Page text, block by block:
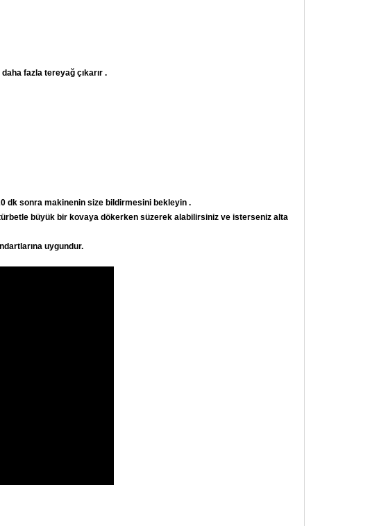
fazla tereyağ çıkarır .
dk sonra makinenin size bildirmesini bekleyin .
büyük bir kovaya dökerken süzerek alabilirsiniz ve isterseniz alta
uygundur.